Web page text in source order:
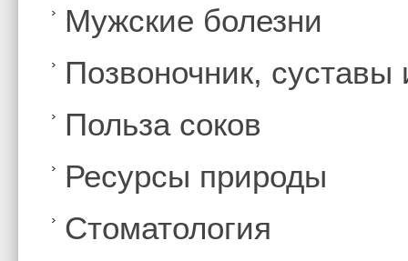
Мужские болезни
Позвоночник,
Польза соков
Ресурсы природы
Стоматология